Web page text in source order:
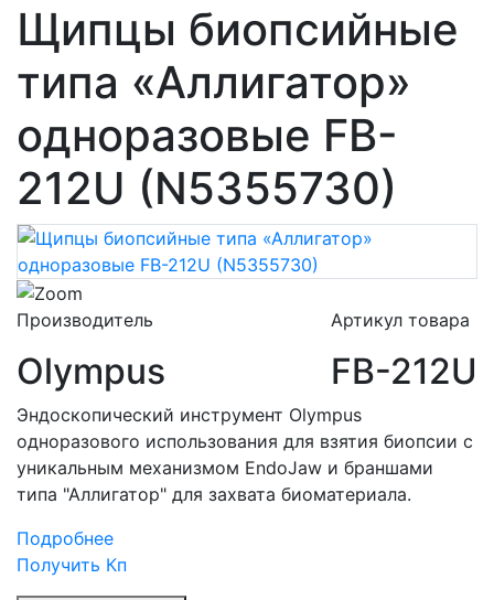
Щипцы биопсийные
типа «Аллигатор»
одноразовые FB-
212U (N5355730)
Производитель
Olympus
Артикул товара
FB-212U
Эндоскопический инструмент Olympus
одноразового использования для взятия биопсии с
уникальным механизмом EndoJaw и браншами
типа "Аллигатор" для захвата биоматериала.
Подробнее
Получить Кп